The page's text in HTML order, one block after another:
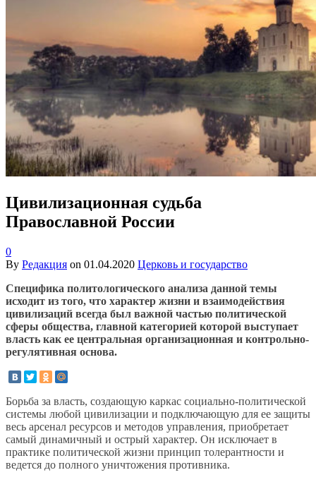
Цивилизационная судьба
Православной России
0
By Редакция on 01.04.2020 Церковь и государство
Специфика политологического анализа данной темы
исходит из того, что характер жизни и взаимодействия
цивилизаций всегда был важной частью политической
сферы общества, главной категорией которой выступает
власть как ее центральная организационная и контрольно-
регулятивная основа.
Борьба за власть, создающую каркас социально-политической
системы любой цивилизации и подключающую для ее защиты
весь арсенал ресурсов и методов управления, приобретает
самый динамичный и острый характер. Он исключает в
практике политической жизни принцип толерантности и
ведется до полного уничтожения противника.